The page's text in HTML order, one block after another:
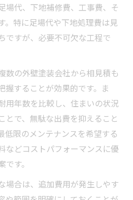
場代、下地補修費、工事費、そ
。特に足場代や下地処理費は見
ですが、必要不可欠な工程で
数の外壁塗装会社から相見積も
握することが効果的です。ま
用年数を比較し、住まいの状況
とで、無駄な出費を抑えること
低限のメンテナンスを希望する
などコストパフォーマンスに優
す。
場合は、追加費用が発生しやす